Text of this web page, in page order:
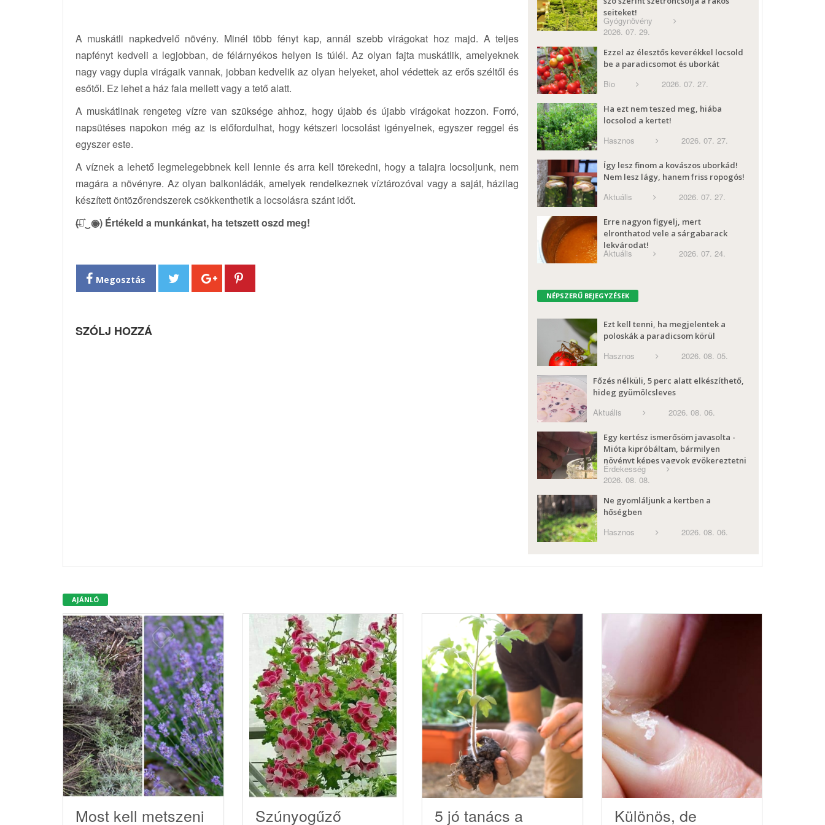
A muskátli napkedvelő növény. Minél több fényt kap, annál szebb virágokat hoz majd. A teljes
napfényt kedveli a legjobban, de félárnyékos helyen is túlél. Az olyan fajta muskátlik, amelyeknek
nagy vagy dupla virágaik vannak, jobban kedvelik az olyan helyeket, ahol védettek az erős széltől és
esőtől. Ez lehet a ház fala mellett vagy a tető alatt.
A muskátlinak rengeteg vízre van szüksége ahhoz, hogy újabb és újabb virágokat hozzon. Forró,
napsütéses napokon még az is előfordulhat, hogy kétszeri locsolást igényelnek, egyszer reggel és
egyszer este.
A víznek a lehető legmelegebbnek kell lennie és arra kell törekedni, hogy a talajra locsoljunk, nem
magára a növényre. Az olyan balkonládák, amelyek rendelkeznek víztározóval vagy a saját, házilag
készített öntözőrendszerek csökkenthetik a locsolásra szánt időt.
(̶◉͛‿◉̶) Értékeld a munkánkat, ha tetszett oszd meg!
Megosztás
SZÓLJ HOZZÁ
sejteket!
Gyógynövény
2026. 07. 29.
Ezzel az élesztős keverékkel locsold
be a paradicsomot és uborkát
Bio 2026. 07. 27.
Ha ezt nem teszed meg, hiába
locsolod a kertet!
Hasznos 2026. 07. 27.
Így lesz finom a kovászos uborkád!
Nem lesz lágy, hanem friss ropogós!
Aktuális 2026. 07. 27.
Erre nagyon figyelj, mert
elronthatod vele a sárgabarack
lekvárodat!
Aktuális 2026. 07. 24.
NÉPSZERŰ BEJEGYZÉSEK
Ezt kell tenni, ha megjelentek a
poloskák a paradicsom körül
Hasznos 2026. 08. 05.
Főzés nélküli, 5 perc alatt elkészíthető,
hideg gyümölcsleves
Aktuális 2026. 08. 06.
Egy kertész ismerősöm javasolta -
Mióta kipróbáltam, bármilyen
növényt képes vagyok gyökereztetni
Érdekesség
2026. 08. 08.
Ne gyomláljunk a kertben a
hőségben
Hasznos 2026. 08. 06.
AJÁNLÓ
Most kell metszeni
Szúnyogűző
5 jó tanács a
Különös, de